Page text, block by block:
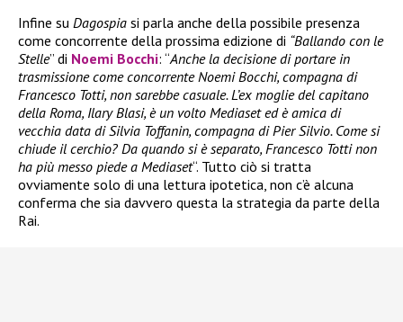
Infine su Dagospia si parla anche della possibile presenza
come concorrente della prossima edizione di “Ballando con le
Stelle” di Noemi Bocchi: “Anche la decisione di portare in
trasmissione come concorrente Noemi Bocchi, compagna di
Francesco Totti, non sarebbe casuale. L’ex moglie del capitano
della Roma, Ilary Blasi, è un volto Mediaset ed è amica di
vecchia data di Silvia Toffanin, compagna di Pier Silvio. Come si
chiude il cerchio? Da quando si è separato, Francesco Totti non
ha più messo piede a Mediaset“. Tutto ciò si tratta
ovviamente solo di una lettura ipotetica, non c’è alcuna
conferma che sia davvero questa la strategia da parte della
Rai.